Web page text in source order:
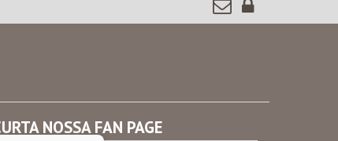
NOSSA FAN PAGE